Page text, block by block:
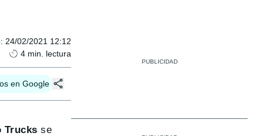
: 24/02/2021 12:12
4 min. lectura
en Google
Trucks se